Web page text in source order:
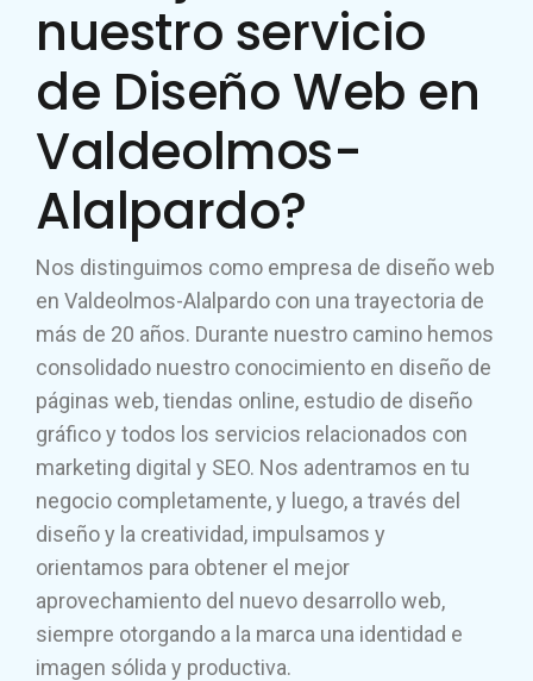
nuestro servicio
de Diseño Web en
Valdeolmos-
Alalpardo?
Nos distinguimos como empresa de diseño web
en Valdeolmos-Alalpardo con una trayectoria de
más de 20 años. Durante nuestro camino hemos
consolidado nuestro conocimiento en diseño de
páginas web, tiendas online, estudio de diseño
gráfico y todos los servicios relacionados con
marketing digital y SEO. Nos adentramos en tu
negocio completamente, y luego, a través del
diseño y la creatividad, impulsamos y
orientamos para obtener el mejor
aprovechamiento del nuevo desarrollo web,
siempre otorgando a la marca una identidad e
imagen sólida y productiva.